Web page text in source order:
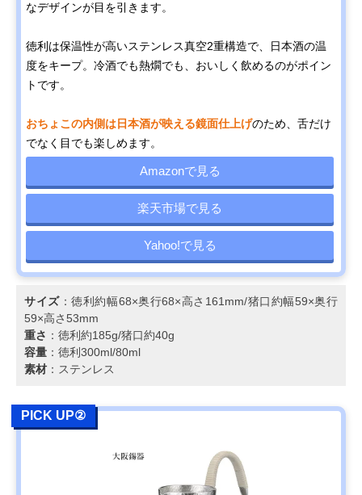
なデザインが目を引きます。
徳利は保温性が高いステンレス真空2重構造で、日本酒の温
度をキープ。冷酒でも熱燗でも、おいしく飲めるのがポイン
トです。
おちょこの内側は日本酒が映える鏡面仕上げのため、舌だけ
でなく目でも楽しめます。
Amazonで見る
楽天市場で見る
Yahoo!で見る
サイズ：徳利約幅68×奥行68×高さ161mm/猪口約幅59×奥行
59×高さ53mm
重さ ：徳利約185g/猪口約40g
容量 ：徳利300ml/80ml
素材 ：ステンレス
PICK UP②